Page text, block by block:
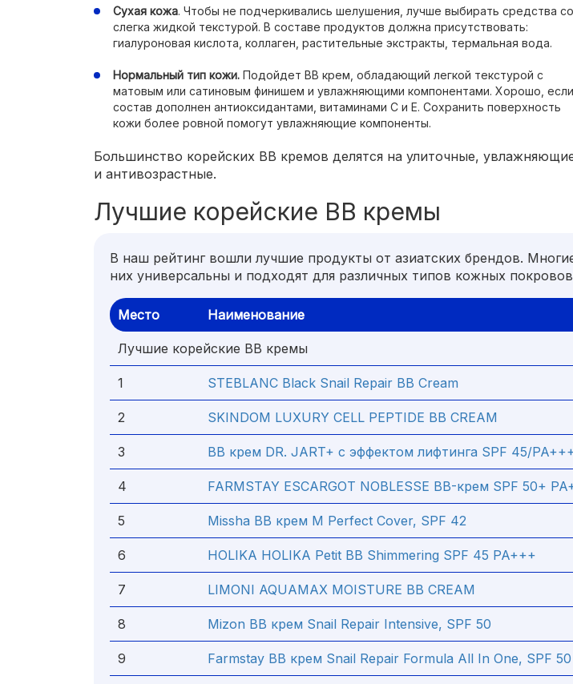
Сухая кожа. Чтобы не подчеркивались шелушения, лучше выбирать средства со
слегка жидкой текстурой. В составе продуктов должна присутствовать:
гиалуроновая кислота, коллаген, растительные экстракты, термальная вода.
Нормальный тип кожи. Подойдет ВВ крем, обладающий легкой текстурой с
матовым или сатиновым финишем и увлажняющими компонентами. Хорошо, если
состав дополнен антиоксидантами, витаминами С и Е. Сохранить поверхность
кожи более ровной помогут увлажняющие компоненты.
Большинство корейских ВВ кремов делятся на улиточные,
и антивозрастные.
Лучшие корейские ВВ кремы
В наш рейтинг вошли лучшие продукты от азиатских брендов.
них универсальны и подходят для различных типов кожных
Место Наименование
Лучшие корейские ВВ кремы
1 STEBLANC Black Snail Repair BB Cream
2 SKINDOM LUXURY CELL PEPTIDE BB CREAM
3 BB крем DR. JART+ с эффектом лифтинга SPF 45/
4 FARMSTAY ESCARGOT NOBLESSE BB-крем SPF 50+
5 Missha BB крем M Perfect Cover, SPF 42
6 HOLIKA HOLIKA Petit BB Shimmering SPF 45 PA+++
7 LIMONI AQUAMAX MOISTURE BB CREAM
8 Mizon BB крем Snail Repair Intensive, SPF 50
9 Farmstay BB крем Snail Repair Formula All In One, SPF 50